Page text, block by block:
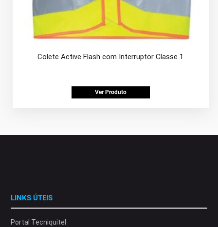
Colete Active Flash com Interruptor Classe 1
Ver Produto
LINKS ÚTEIS
Portal Tecniquitel